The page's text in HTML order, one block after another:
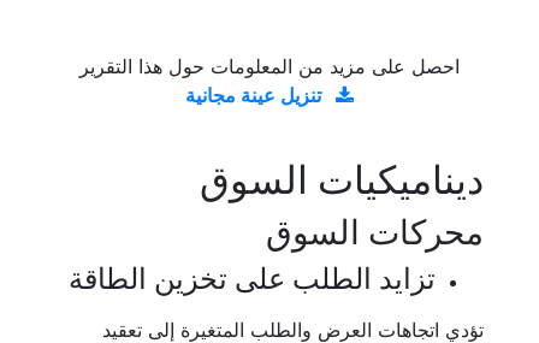
احصل على مزيد من المعلومات حول هذا التقرير
تنزيل عينة مجانية
ديناميكيات السوق
محركات السوق
تزايد الطلب على تخزين الطاقة
تؤدي اتجاهات العرض والطلب المتغيرة إلى تعقيد